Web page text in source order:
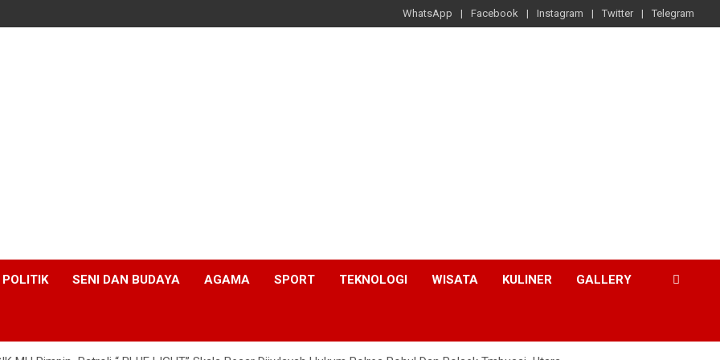
WhatsApp Facebook Instagram Twitter Telegram
POLITIK SENI DAN BUDAYA AGAMA SPORT TEKNOLOGI WISATA KULINER GALLERY